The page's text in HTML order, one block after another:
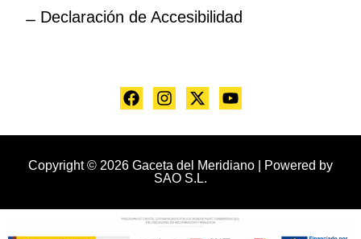
Declaración de Accesibilidad
Copyright © 2026 Gaceta del Meridiano | Powered by
SAO S.L.